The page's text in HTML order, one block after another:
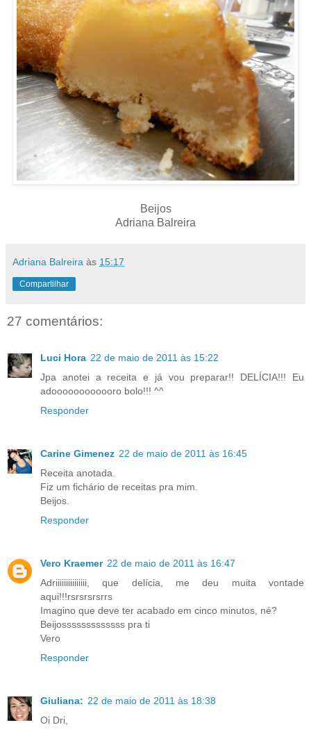
Beijos
Adriana Balreira
Adriana Balreira às 15:17
Compartilhar
27 comentários:
Luci Hora 22 de maio de 2011 às 15:22
Jpa anotei a receita e já vou preparar!! DELÍCIA!!! Eu
adoooooooooooro bolo!!! ^^
Responder
Carine Gimenez 22 de maio de 2011 às 16:45
Receita anotada.
Fiz um fichário de receitas pra mim.
Beijos.
Responder
Vero Kraemer 22 de maio de 2011 às 16:47
Adriiiiiiiiiiiiiii, que delícia, me deu muita vontade
aqui!!!rsrsrsrsrrs
Imagino que deve ter acabado em cinco minutos, né?
Beijosssssssssssss pra ti
Vero
Responder
Giuliana: 22 de maio de 2011 às 18:38
Oi Dri,